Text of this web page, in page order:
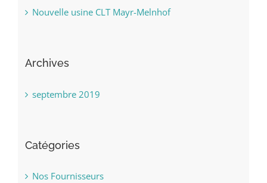
Nouvelle usine CLT Mayr-Melnhof
Archives
septembre 2019
Catégories
Nos Fournisseurs